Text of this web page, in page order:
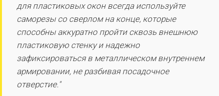
для пластиковых окон всегда используйте
саморезы со сверлом на конце, которые
способны аккуратно пройти сквозь внешнюю
пластиковую стенку и надежно
зафиксироваться в металлическом внутреннем
армировании, не разбивая посадочное
отверстие."